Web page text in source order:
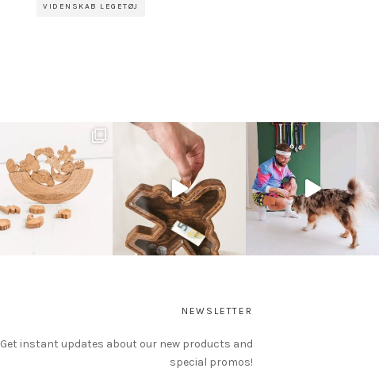
VIDENSKAB LEGETØJ
NEWSLETTER
Get instant updates about our new products and
special promos!